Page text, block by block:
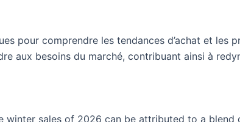
pour comprendre les tendances d’achat et les
aux besoins du marché, contribuant ainsi à
winter sales of 2026 can be attributed to a blend